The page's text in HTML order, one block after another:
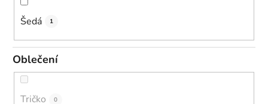
Šedá 1
Oblečení
Tričko 0